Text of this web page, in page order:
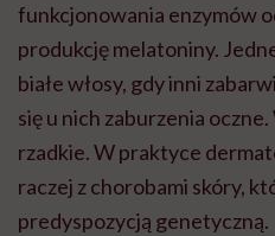
funkcjonowania enzymów
produkcję melatoniny.
białe włosy, gdy inni
się u nich zaburzenia
rzadkie. W praktyce
raczej z chorobami skóry,
predyspozycją genetyczną.